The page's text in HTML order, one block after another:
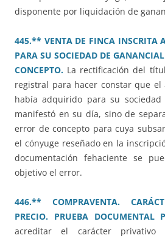
disponente por liquidación de
445.** VENTA DE FINCA INSCRITA
PARA SU SOCIEDAD DE
CONCEPTO. La rectificación del
registral para hacer constar que
había adquirido para su sociedad
manifestó en su día, sino de
error de concepto para cuya
el cónyuge reseñado en la
documentación fehaciente se
objetivo el error.
446.** COMPRAVENTA.
PRECIO. PRUEBA DOCUMENTAL
acreditar el carácter